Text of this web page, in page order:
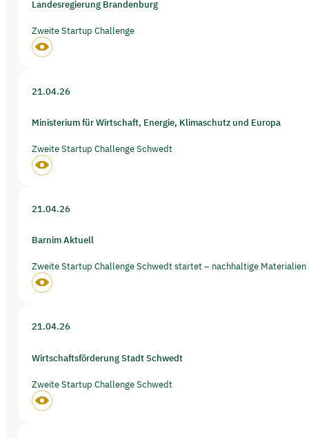
Landesregierung Brandenburg
Zweite Startup Challenge
21.04.26
Ministerium für Wirtschaft, Energie, Klimaschutz und Europa
Zweite Startup Challenge Schwedt
21.04.26
Barnim Aktuell
Zweite Startup Challenge Schwedt startet – nachhaltige Materialien
21.04.26
Wirtschaftsförderung Stadt Schwedt
Zweite Startup Challenge Schwedt